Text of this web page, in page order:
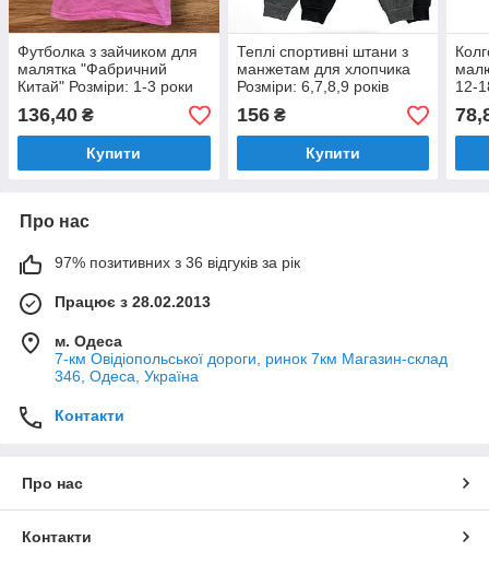
Футболка з зайчиком для
малятка "Фабричний
Китай" Розміри: 1-3 роки
(36056-1)
136,40 ₴
Купити
Теплі спортивні штани з
манжетам для хлопчика
Розміри: 6,7,8,9 років
(16175-2)
156₴
Купити
12-
Про нас
97% позитивних з 36 відгуків за рік
Працює з 28.02.2013
м. Одеса
7-км Овідіопольської дороги, ринок 7км Магазин-склад
346, Одеса, Україна
Контакти
Про нас
Контакти